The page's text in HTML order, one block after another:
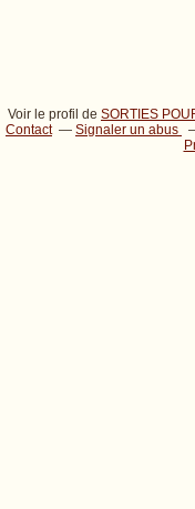
Voir le profil de SORTIES
Contact
Signaler un abus